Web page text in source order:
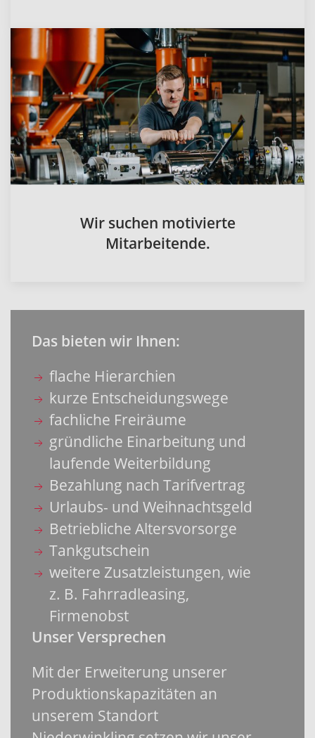
Wir suchen motivierte
Mitarbeitende.
Das bieten wir Ihnen:
flache Hierarchien
kurze Entscheidungswege
fachliche Freiräume
gründliche Einarbeitung und
laufende Weiterbildung
Bezahlung nach Tarifvertrag
Urlaubs- und Weihnachtsgeld
Betriebliche Altersvorsorge
Tankgutschein
weitere Zusatzleistungen, wie
z. B. Fahrradleasing,
Firmenobst
Unser Versprechen
Mit der Erweiterung unserer
Produktionskapazitäten an
unserem Standort